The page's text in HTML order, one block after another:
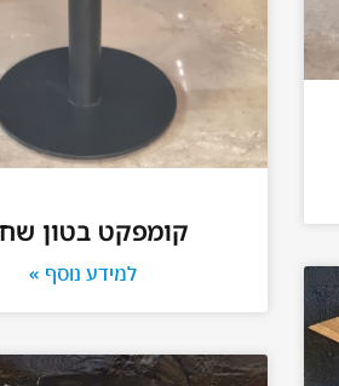
קומפקט בטון
למידע נוסף »